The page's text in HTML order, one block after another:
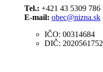
Tel.: +421 43 5309 786
E-mail: obec@nizna.sk
IČO: 00314684
DIČ: 2020561752